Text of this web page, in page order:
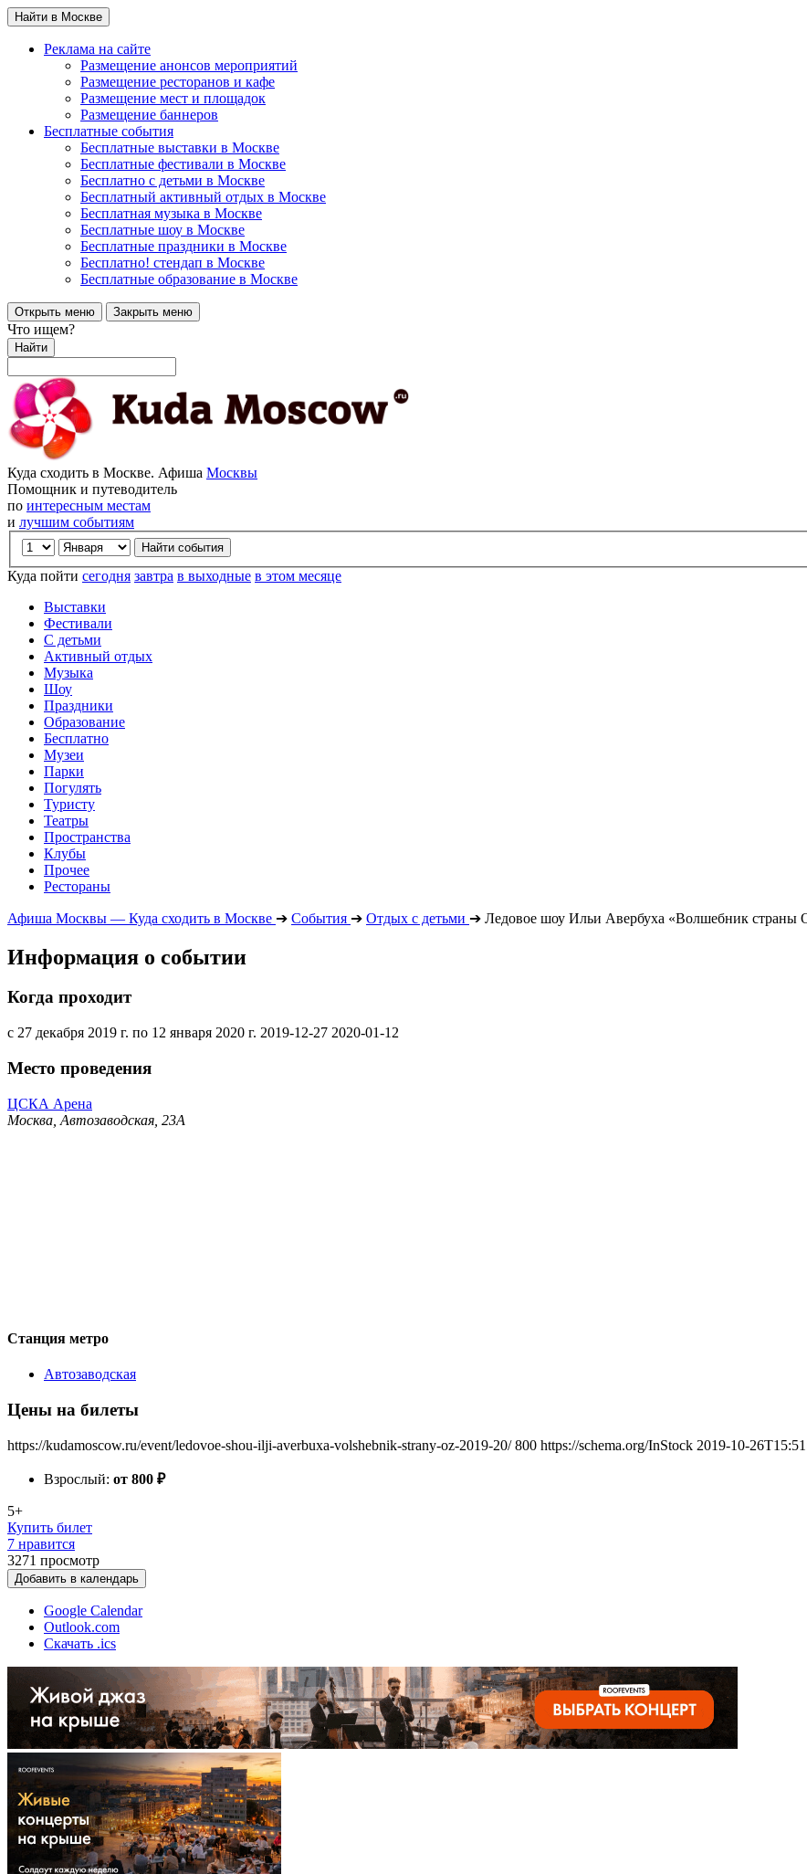
Найти в Москве
Реклама на сайте
Размещение анонсов мероприятий
Размещение ресторанов и кафе
Размещение мест и площадок
Размещение баннеров
Бесплатные события
Бесплатные выставки в Москве
Бесплатные фестивали в Москве
Бесплатно с детьми в Москве
Бесплатный активный отдых в Москве
Бесплатная музыка в Москве
Бесплатные шоу в Москве
Бесплатные праздники в Москве
Бесплатно! стендап в Москве
Бесплатные образование в Москве
Открыть меню Закрыть меню
Что ищем?
Найти
Куда сходить в Москве. Афиша Москвы
Помощник и путеводитель
по интересным местам
и лучшим событиям
Куда пойти сегодня завтра в выходные в этом месяце
Выставки
Фестивали
С детьми
Активный отдых
Музыка
Шоу
Праздники
Образование
Бесплатно
Музеи
Парки
Погулять
Туристу
Театры
Пространства
Клубы
Прочее
Рестораны
Афиша Москвы — Куда сходить в Москве ➔ События ➔ Отдых с детьми ➔ Ледовое шоу Ильи Авербуха «Волшебник страны
Информация о событии
Когда проходит
с 27 декабря 2019 г. по 12 января 2020 г. 2019-12-27 2020-01-12
Место проведения
ЦСКА Арена
Москва, Автозаводская, 23А
Станция метро
Автозаводская
Цены на билеты
https://kudamoscow.ru/event/ledovoe-shou-ilji-averbuxa-volshebnik-strany-oz-2019-20/ 800 https://schema.org/InStock 2019-10-
Взрослый: от 800 ₽
5+
Купить билет
7 нравится
3271 просмотр
Добавить в календарь
Google Calendar
Outlook.com
Скачать .ics